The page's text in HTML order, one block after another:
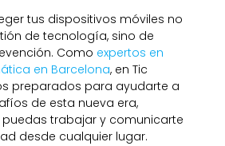
tus dispositivos móviles no
de tecnología, sino de
Como expertos en
en Barcelona, en Tic
preparados para ayudarte a
de esta nueva era,
trabajar y comunicarte
desde cualquier lugar.